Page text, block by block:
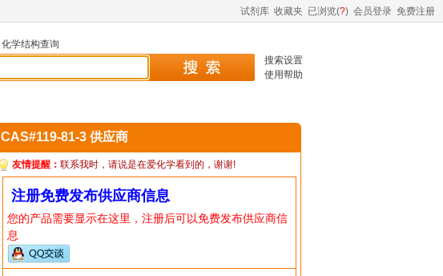
试剂库 收藏夹 已浏览(?) 会员登录 免费注册
化学结构查询
搜索设置
使用帮助
CAS#119-81-3 供应商
友情提醒： 联系我时，请说是在爱化学看到的，谢谢!
注册免费发布供应商信息
您的产品需要显示在这里，注册后可以免费发布供应商信
息